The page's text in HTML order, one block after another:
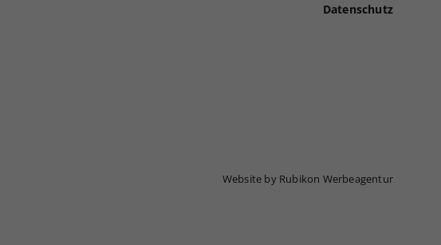
Datenschutz
Website by Rubikon Werbeagentur